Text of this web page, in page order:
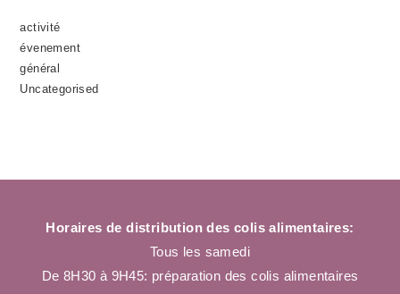
activité
évenement
général
Uncategorised
Horaires de distribution des colis alimentaires:
Tous les samedi
De 8H30 à 9H45: préparation des colis alimentaires